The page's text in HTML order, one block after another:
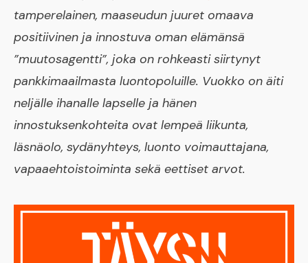
tamperelainen, maaseudun juuret omaava
positiivinen ja innostuva oman elämänsä
”muutosagentti”, joka on rohkeasti siirtynyt
pankkimaailmasta luontopoluille. Vuokko on äiti
neljälle ihanalle lapselle ja hänen
innostuksenkohteita ovat lempeä liikunta,
läsnäolo, sydänyhteys, luonto voimauttajana,
vapaaehtoistoiminta sekä eettiset arvot.